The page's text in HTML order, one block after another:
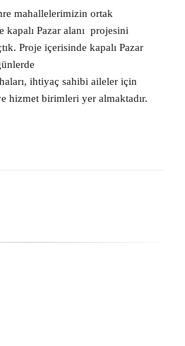
mahallelerimizin ortak
kapalı Pazar alanı projesini
Proje içerisinde kapalı Pazar
ihtiyaç sahibi aileler için
hizmet birimleri yer almaktadır.